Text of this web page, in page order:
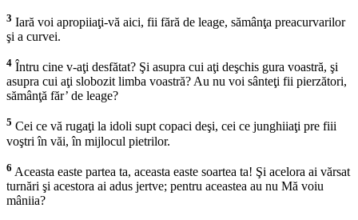
3 Iară voi apropiiaţi-vă aici, fii fără de leage, sămânţa preacurvarilor
şi a curvei.
4 Întru cine v-aţi desfătat? Şi asupra cui aţi deşchis gura voastră, şi
asupra cui aţi slobozit limba voastră? Au nu voi sânteţi fii pierzători,
sămânţă făr’ de leage?
5 Cei ce vă rugaţi la idoli supt copaci deşi, cei ce junghiiaţi pre fiii
voştri în văi, în mijlocul pietrilor.
6 Aceasta easte partea ta, aceasta easte soartea ta! Şi acelora ai vărsat
turnări şi acestora ai adus jertve; pentru aceastea au nu Mă voiu
mâniia?